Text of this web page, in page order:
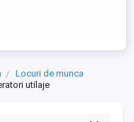
Locuri de munca
utilaje